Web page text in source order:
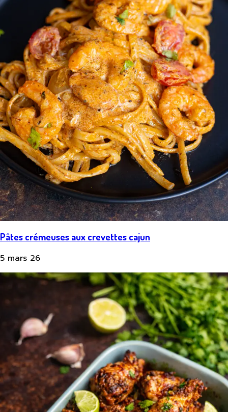
Pâtes crémeuses aux crevettes cajun
5 mars 26